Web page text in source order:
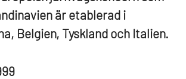
är etablerad i
Belgien, Tyskland och Italien.